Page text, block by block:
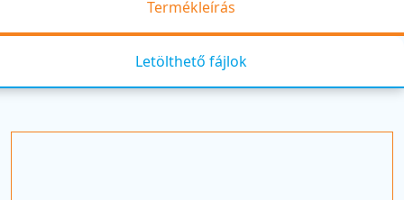
Termékleírás
Letölthető fájlok